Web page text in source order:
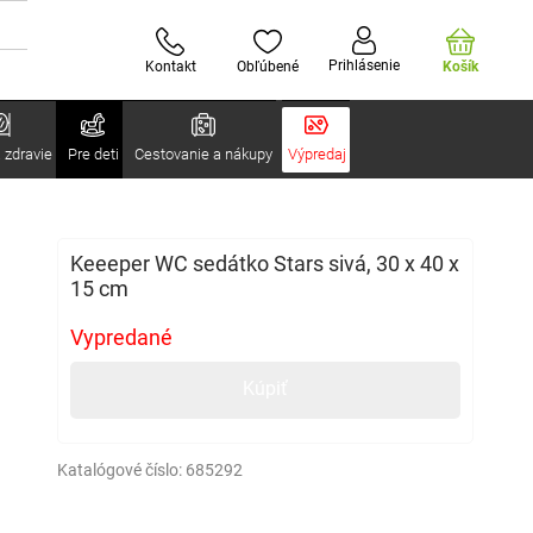
Kontakt Obľúbené Prihlásenie Košík
zdravie Pre deti Cestovanie a nákupy Výpredaj
Keeeper WC sedátko Stars sivá, 30 x 40 x
15 cm
Vypredané
Katalógové číslo: 685292